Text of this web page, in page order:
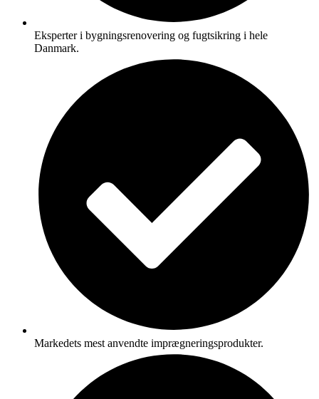
Eksperter i bygningsrenovering og fugtsikring i hele
Danmark.
Markedets mest anvendte imprægneringsprodukter.